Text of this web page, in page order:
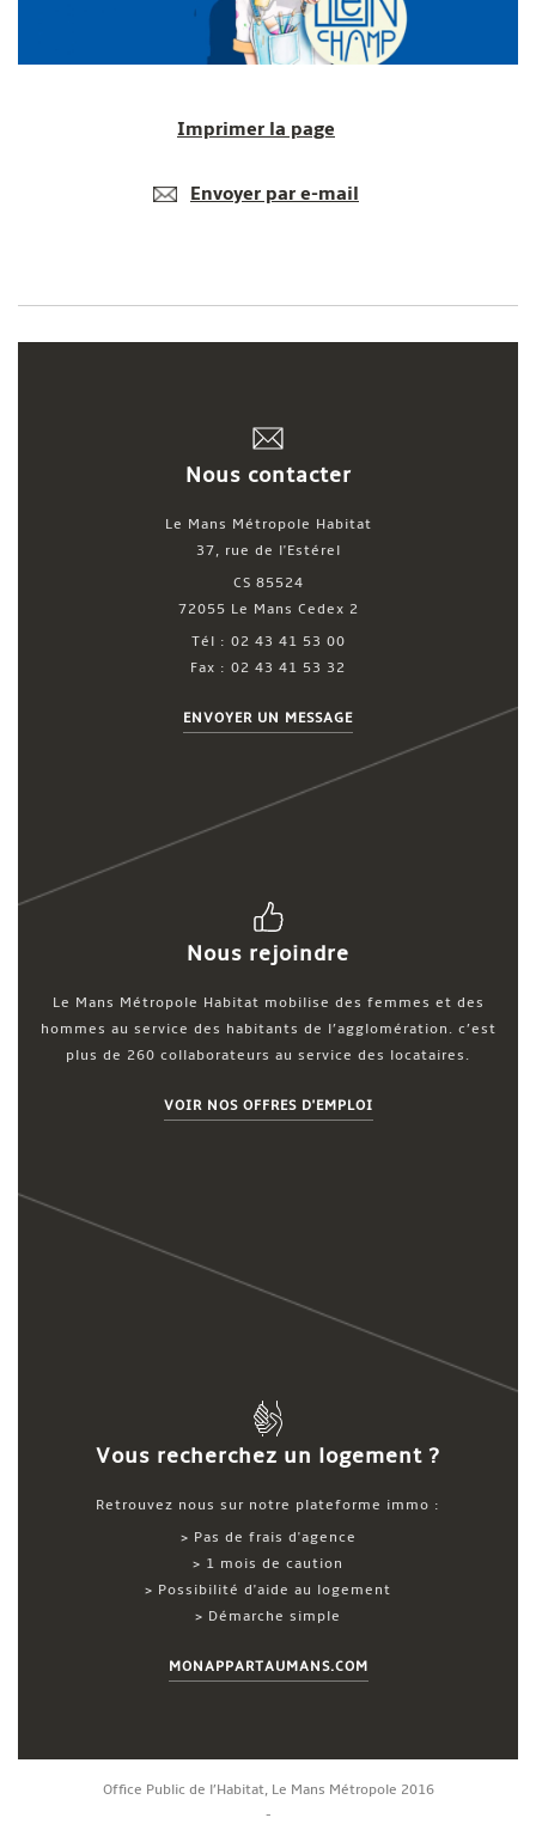
Imprimer la page
Envoyer par e-mail
Nous contacter
Le Mans Métropole Habitat
37, rue de l'Estérel
CS 85524
72055 Le Mans Cedex 2
Tél : 02 43 41 53 00
Fax : 02 43 41 53 32
ENVOYER UN MESSAGE
Nous rejoindre
Le Mans Métropole Habitat mobilise des femmes et des
hommes au service des habitants de l’agglomération. c’est
plus de 260 collaborateurs au service des locataires.
VOIR NOS OFFRES D'EMPLOI
Vous recherchez un logement ?
Retrouvez nous sur notre plateforme immo :
> Pas de frais d'agence
> 1 mois de caution
> Possibilité d'aide au logement
> Démarche simple
MONAPPARTAUMANS.COM
Office Public de l’Habitat, Le Mans Métropole 2016